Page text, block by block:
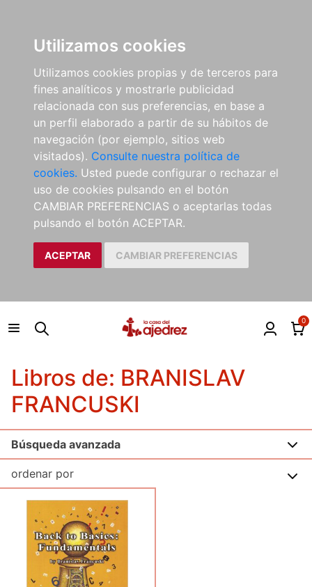
Utilizamos cookies
Utilizamos cookies propias y de terceros para
fines analíticos y mostrarle publicidad
relacionada con sus preferencias, en base a
un perfil elaborado a partir de su hábitos de
navegación (por ejemplo, sitios web
visitados). Consulte nuestra política de
cookies. Usted puede configurar o rechazar el
uso de cookies pulsando en el botón
CAMBIAR PREFERENCIAS o aceptarlas todas
pulsando el botón ACEPTAR.
ACEPTAR CAMBIAR PREFERENCIAS
0
Libros de: BRANISLAV
FRANCUSKI
Búsqueda avanzada